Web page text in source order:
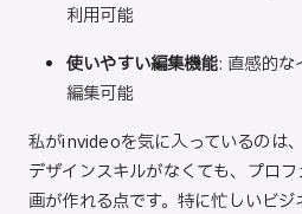
利用可能
使いやすい編集機能: 直感的な
編集可能
私がinvideoを気に入っているのは
デザインスキルがなくても、プロ
画が作れる点です。特に忙しいビ